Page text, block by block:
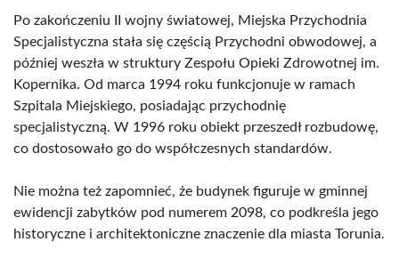
Po zakończeniu II wojny światowej, Miejska Przychodnia
Specjalistyczna stała się częścią Przychodni obwodowej, a
później weszła w struktury Zespołu Opieki Zdrowotnej im.
Kopernika. Od marca 1994 roku funkcjonuje w ramach
Szpitala Miejskiego, posiadając przychodnię
specjalistyczną. W 1996 roku obiekt przeszedł rozbudowę,
co dostosowało go do współczesnych standardów.
Nie można też zapomnieć, że budynek figuruje w gminnej
ewidencji zabytków pod numerem 2098, co podkreśla jego
historyczne i architektoniczne znaczenie dla miasta Torunia.